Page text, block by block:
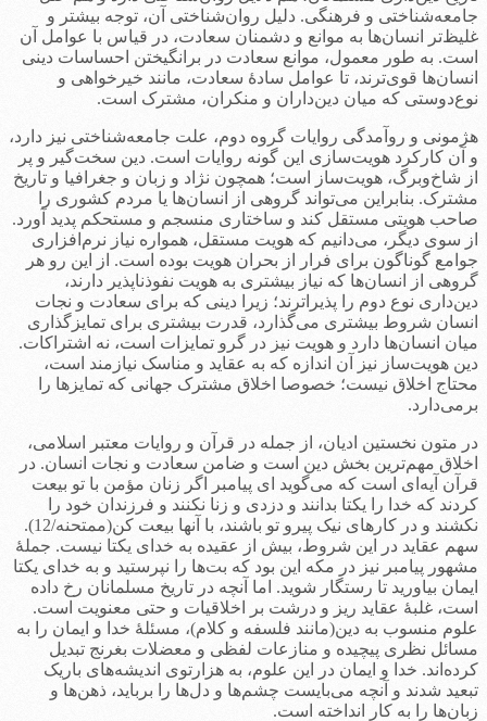
جامعه‌شناختی و فرهنگی. دلیل روان‌شناختی آن، توجه بیشتر و
غلیظ‌تر انسان‌ها به موانع و دشمنان سعادت، در قیاس با عوامل آن
است. به طور معمول، موانع سعادت در برانگیختن احساسات دینی
انسان‌ها قوی‌ترند، تا عوامل سادۀ سعادت، مانند خیرخواهی و
نوع‌دوستی که میان دین‌داران و منکران، مشترک است.
هژمونی و روآمدگی روایات گروه دوم، علت جامعه‌شناختی نیز دارد،
و آن کارکرد هویت‌سازی این گونه روایات است. دین سخت‌گیر و پر
از شاخ‌وبرگ، هویت‌ساز است؛ همچون نژاد و زبان و جغرافیا و تاریخ
مشترک. بنابراین می‌تواند گروهی از انسان‌ها یا مردم کشوری را
صاحب هویتی مستقل کند و ساختاری منسجم و مستحکم پدید آورد.
از سوی دیگر، می‌دانیم که هویت مستقل، همواره نیاز نرم‌افزاری
جوامع گوناگون برای فرار از بحران هویت بوده است. از این رو هر
گروهی از انسان‌ها که نیاز بیشتری به هویت نفوذناپذیر دارند،
دین‌داری نوع دوم را پذیراترند؛ زیرا دینی که برای سعادت و نجات
انسان شروط بیشتری می‌گذارد، قدرت بیشتری برای تمایزگذاری
میان انسان‌ها دارد و هویت نیز در گرو تمایزات است، نه اشتراکات.
دین هویت‌ساز نیز آن اندازه که به عقاید و مناسک نیازمند است،
محتاج اخلاق نیست؛ خصوصا اخلاق مشترک جهانی که تمایزها را
برمی‌دارد.
در متون نخستین ادیان، از جمله در قرآن و روایات معتبر اسلامی،
اخلاق مهم‌ترین بخش دین است و ضامن سعادت و نجات انسان. در
قرآن آیه‌ای است که می‌گوید ای پیامبر اگر زنان مؤمن با تو بیعت
کردند که خدا را یکتا بدانند و دزدی و زنا نکنند و فرزندان خود را
نکشند و در کارهای نیک پیرو تو باشند، با آنها بیعت کن(ممتحنه/12).
سهم عقاید در این شروط، بیش از عقیده به خدای یکتا نیست. جملۀ
مشهور پیامبر نیز در مکه این بود که بت‌ها را نپرستید و به خدای یکتا
ایمان بیاورید تا رستگار شوید. اما آنچه در تاریخ مسلمانان رخ داده
است، غلبۀ عقاید ریز و درشت بر اخلاقیات و حتی معنویت است.
علوم منسوب به دین(مانند فلسفه و کلام)، مسئلۀ خدا و ایمان را به
مسائل نظری پیچیده و منازعات لفظی و معضلات بغرنج تبدیل
کرده‌اند. خدا و ایمان در این علوم، به هزارتوی اندیشه‌های باریک
تبعید شدند و آنچه می‌بایست چشم‌ها و دل‌ها را برباید، ذهن‌ها و
زبان‌ها را به کار انداخته است.